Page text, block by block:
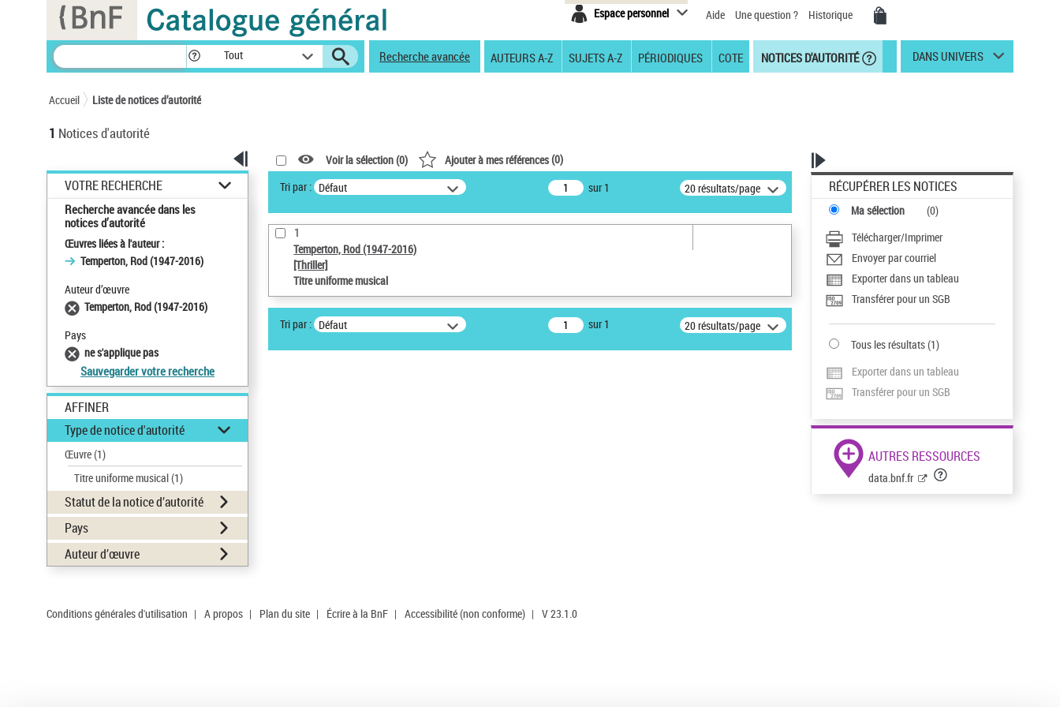
Espace personnel Aide Une question ? Historique
Tout Recherche avancée AUTEURS A-Z SUJETS A-Z PÉRIODIQUES COTE NOTICES D'AUTORITÉ DANS UNIVERS
Accueil Liste de notices d’autorité
1 Notices d'autorité
VOTRE RECHERCHE
Recherche avancée dans les
notices d’autorité
Œuvres liées à l'auteur :
Temperton, Rod (1947-2016)
Auteur d’œuvre
Temperton, Rod (1947-2016)
Pays
ne s'applique pas
Sauvegarder votre recherche
AFFINER
Type de notice d'autorité
Œuvre(1)
Titre uniforme musical(1)
Statut de la notice d’autorité
Pays
Auteur d’œuvre
Voir la sélection (0) Ajouter à mes références(0)
Tri par : Défaut sur 1 20 résultats/page
1
Temperton, Rod (1947-2016)
[Thriller]
Titre uniforme musical
Tri par : Défaut sur 1 20 résultats/page
RÉCUPÉRER LES NOTICES
Ma sélection (0)
Télécharger/Imprimer
Envoyer par courriel
Exporter dans un tableau
Transférer pour un SGB
Tous les résultats(1)
Exporter dans un tableau
Transférer pour un SGB
AUTRES RESSOURCES
data.bnf.fr
Conditions générales d'utilisation | A propos | Plan du site | Écrire à la BnF | Accessibilité (non conforme) | V 23.1.0
Panneau de gestion des cookies